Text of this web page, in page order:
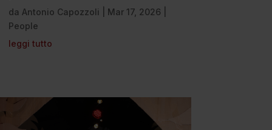
da Antonio Capozzoli Mar 17, 2026
People
leggi tutto